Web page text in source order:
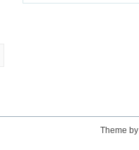
Theme by